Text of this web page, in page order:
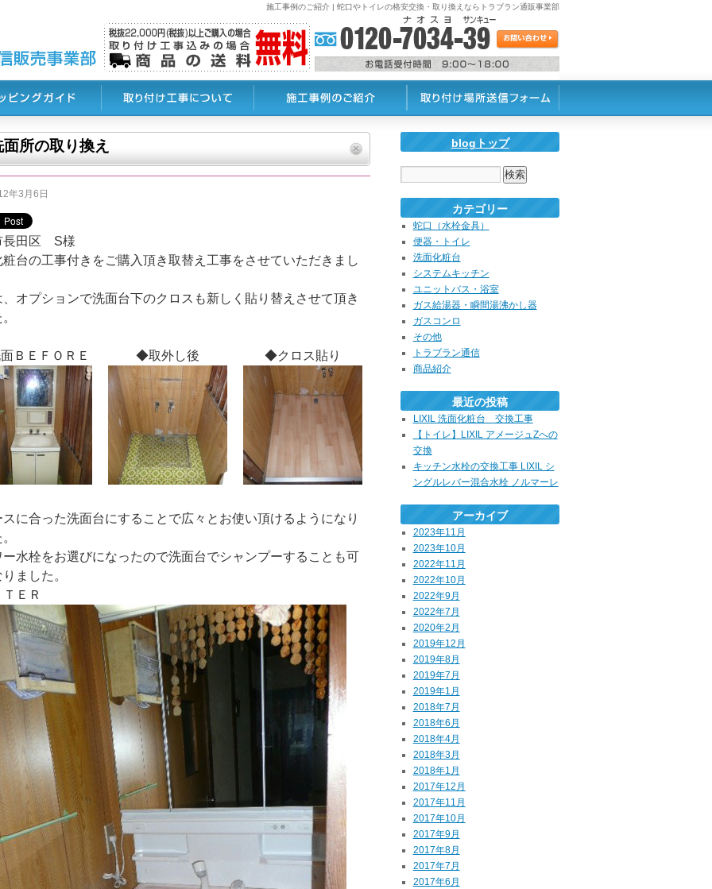
施工事例のご紹介 | 蛇口やトイレの格安交換・取り換えならトラブラン通販事業部
blogトップ
カテゴリー
蛇口（水栓金具）
便器・トイレ
洗面化粧台
システムキッチン
ユニットバス・浴室
ガス給湯器・瞬間湯沸かし器
ガスコンロ
その他
トラブラン通信
商品紹介
最近の投稿
LIXIL 洗面化粧台 交換工事
【トイレ】LIXIL アメージュZへの
交換
キッチン水栓の交換工事 LIXIL シ
ングルレバー混合水栓 ノルマーレ
アーカイブ
2023年11月
2023年10月
2022年11月
2022年10月
2022年9月
2022年7月
2020年2月
2019年12月
2019年8月
2019年7月
2019年1月
2018年7月
2018年6月
2018年4月
2018年3月
2018年1月
2017年12月
2017年11月
2017年10月
2017年9月
2017年8月
2017年7月
2017年6月
面所の取り換え
年3月6日
長田区 S様
粧台の工事付きをご購入頂き取替え工事をさせていただきまし
、オプションで洗面台下のクロスも新しく貼り替えさせて頂き
ＢＥＦＯＲＥ ◆取外し後 ◆クロス貼り
スに合った洗面台にすることで広々とお使い頂けるようになり
ー水栓をお選びになったので洗面台でシャンプーすることも可
ました。
ＥＲ